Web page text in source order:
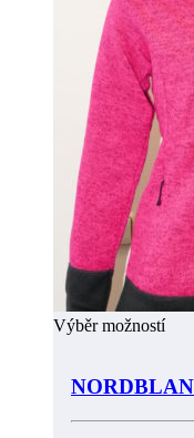
Výběr možností